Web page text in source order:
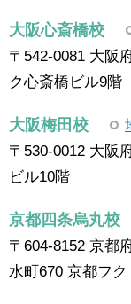
大阪心斎橋校
〒542-0081 大阪
ク心斎橋ビル9階
大阪梅田校
〒530-0012 大阪
ビル10階
京都四条烏丸校
〒604-8152 京都
水町670 京都フ